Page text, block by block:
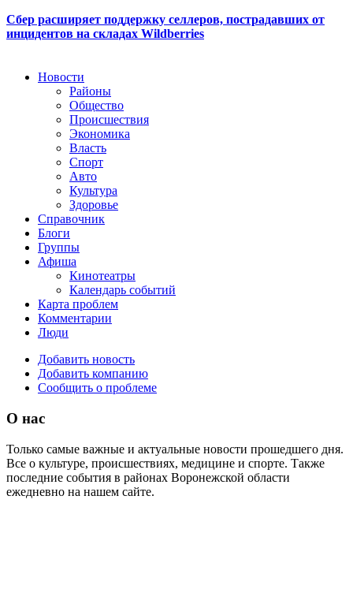
Сбер расширяет поддержку селлеров, пострадавших от
инцидентов на складах Wildberries
Новости
Районы
Общество
Происшествия
Экономика
Власть
Спорт
Авто
Культура
Здоровье
Справочник
Блоги
Группы
Афиша
Кинотеатры
Календарь событий
Карта проблем
Комментарии
Люди
Добавить новость
Добавить компанию
Сообщить о проблеме
О нас
Только самые важные и актуальные новости прошедшего дня.
Все о культуре, происшествиях, медицине и спорте. Также
последние события в районах Воронежской области
ежедневно на нашем сайте.